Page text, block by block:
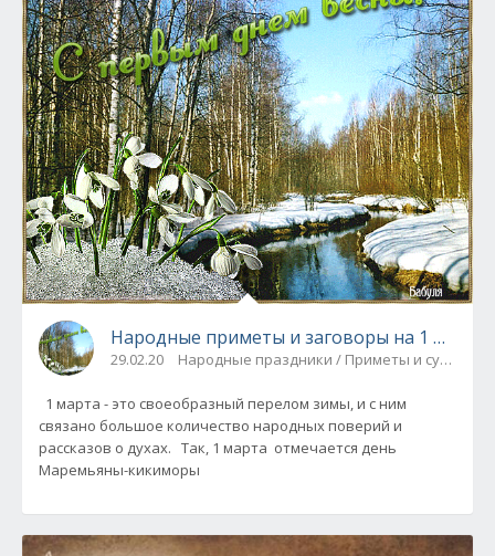
Народные приметы и заговоры на 1 марта
29.02.20 Народные праздники / Приметы и суеверия
1 марта - это своеобразный перелом зимы, и с ним
связано большое количество народных поверий и
рассказов о духах. Так, 1 марта отмечается день
Маремьяны-кикиморы